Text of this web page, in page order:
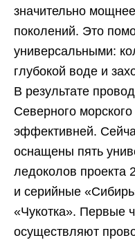
значительно
поколений. Это
универсальными:
глубокой воде и
В результате
Северного
эффективней.
оснащены пять
ледоколов проекта
и серийные
«Чукотка». Первые
осуществляют